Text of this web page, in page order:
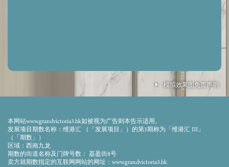
模拟效果图免责声明
观、外观或周边环境。模拟效果图及上述的设施、装置、装修物料、设备、装饰物、植
物、园景及其他物件等未必会在落成后的发展项目期数或其附近出现。模拟效果图内的
顔色、用料、装置、装修物料、设备、装饰物、植物、园景及其他物件等并非交楼标
准，未必会在实际发展项目期数或其任何部分出现。发展项目期数外墙、平台及天台可
能存在之喉管、管綫、冷气机及格栅等及周边环境及建筑物并无完全显示。卖方建议准
买家到有关发展地盘作实地考察，以对该发展地盘、其周边地区环境及附近的公共设施
有较佳了解。模拟效果图及本广告/宣传资料并不构成亦不得被诠释成卖方就发展项目期
本网站www.grandvictoria3.hk如被视为广告则本告示适用。
发展项目期数名称：维港汇 （「发展项目」）的第3期称为「维港汇 III」
（「期数」）
区域：西南九龙
期数的街道名称及门牌号数： 荔盈街8号
卖方就期数指定的互联网网站的网址：www.grandvictoria3.hk